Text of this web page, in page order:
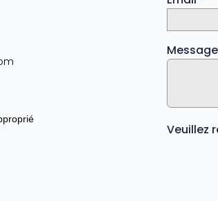
Message
Veuillez